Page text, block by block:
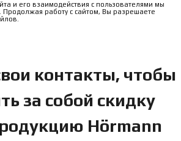
и его взаимодействия с пользователями мы
Продолжая работу с сайтом, Вы разрешаете
контакты, чтобы
за собой скидку
Hörmann